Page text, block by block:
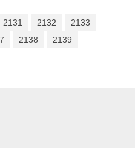
2131 2132
2133
2138
2139